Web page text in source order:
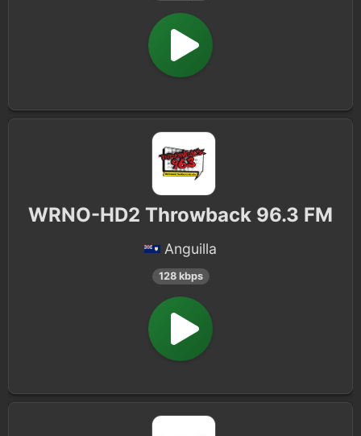
WRNO-HD2 Throwback 96.3 FM
Anguilla
128 kbps